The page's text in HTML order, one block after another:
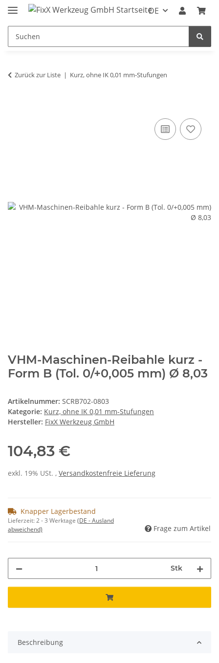
DE
Zurück zur Liste Kurz, ohne IK 0,01 mm-Stufungen
VHM-Maschinen-Reibahle kurz -
Form B (Tol. 0/+0,005 mm) Ø 8,03
Artikelnummer: SCRB702-0803
Kategorie: Kurz, ohne IK 0,01 mm-Stufungen
Hersteller: FixX Werkzeug GmbH
104,83 €
exkl. 19% USt. , Versandkostenfreie Lieferung
Knapper Lagerbestand
Lieferzeit:2 - 3 Werktage (DE - Ausland
abweichend)
Frage zum Artikel
Stk
Beschreibung